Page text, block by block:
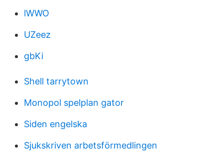
lWWO
UZeez
gbKi
Shell tarrytown
Monopol spelplan gator
Siden engelska
Sjukskriven arbetsförmedlingen